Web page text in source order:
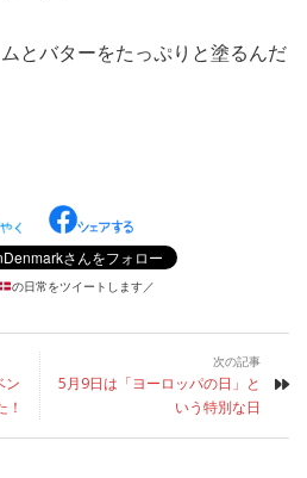
とバターをたっぷりと塗るんだ
の日常をツイートします／
ン
！
次の記事
5月9日は「ヨーロッパの日」と
いう特別な日